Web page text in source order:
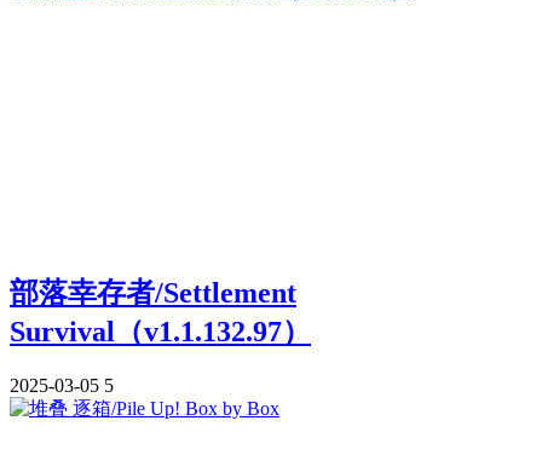
部落幸存者/Settlement
Survival（v1.1.132.97）
2025-03-05 5